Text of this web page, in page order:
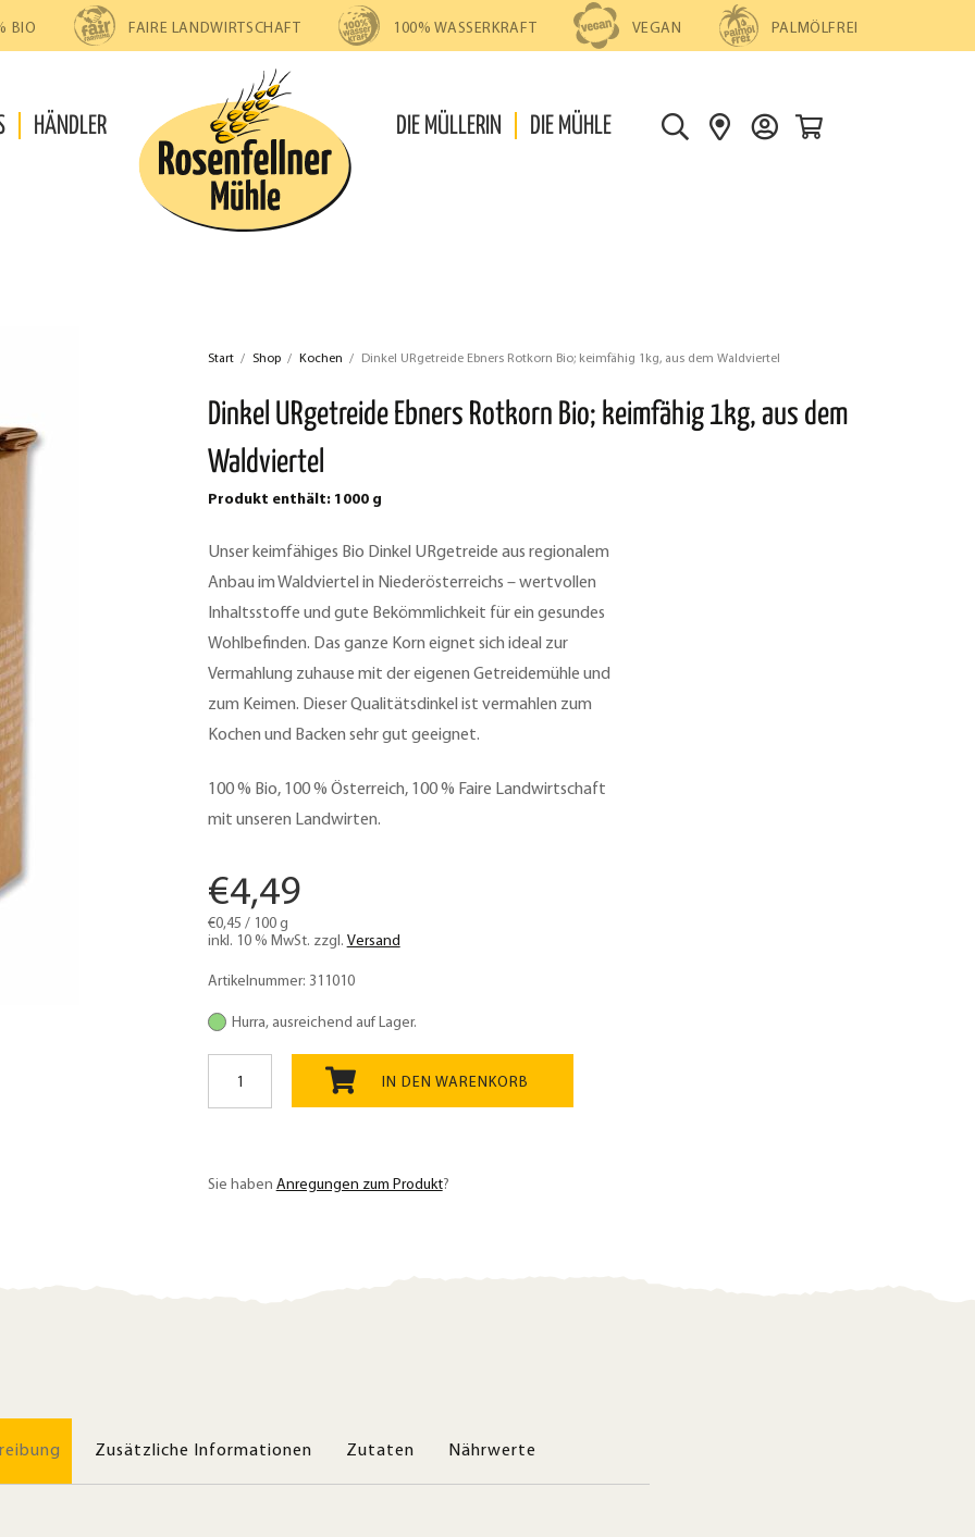
BIO FAIRE LANDWIRTSCHAFT 100% WASSERKRAFT VEGAN PALMÖLFREI
HÄNDLER DIE MÜLLERIN DIE MÜHLE
S
S
N
E
D
T
Start / Shop / Kochen / Dinkel URgetreide Ebners Rotkorn Bio; keimfähig 1kg, aus dem Waldviertel
Dinkel URgetreide Ebners Rotkorn Bio; keimfähig 1kg, aus dem
Waldviertel
Produkt enthält: 1000 g
Unser keimfähiges Bio Dinkel URgetreide aus regionalem
Anbau im Waldviertel in Niederösterreichs – wertvollen
Inhaltsstoffe und gute Bekömmlichkeit für ein gesundes
Wohlbefinden. Das ganze Korn eignet sich ideal zur
Vermahlung zuhause mit der eigenen Getreidemühle und
zum Keimen. Dieser Qualitätsdinkel ist vermahlen zum
Kochen und Backen sehr gut geeignet.
100 % Bio, 100 % Österreich, 100 % Faire Landwirtschaft
mit unseren Landwirten.
€4,49
€0,45 / 100 g
inkl. 10 % MwSt. zzgl. Versand
Artikelnummer: 311010
Hurra, ausreichend auf Lager.
URgetreide
Ebners
keimfähig
1kg,
IN DEN WARENKORB
Sie haben Anregungen zum Produkt?
Zusätzliche Informationen Zutaten Nährwerte